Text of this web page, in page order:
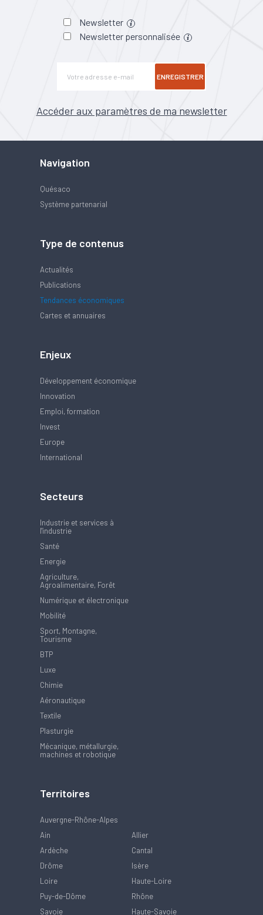
Newsletter
Newsletter personnalisée
ENREGISTRER
Accéder aux paramètres de ma newsletter
Navigation
Quésaco
Système partenarial
Type de contenus
Actualités
Publications
Tendances économiques
Cartes et annuaires
Enjeux
Développement économique
Innovation
Emploi, formation
Invest
Europe
International
Secteurs
Industrie et services à
l'industrie
Santé
Energie
Agriculture,
Agroalimentaire, Forêt
Numérique et électronique
Mobilité
Sport, Montagne,
Tourisme
BTP
Luxe
Chimie
Aéronautique
Textile
Plasturgie
Mécanique, métallurgie,
machines et robotique
Territoires
Auvergne-Rhône-Alpes
Ain
Allier
Ardèche
Cantal
Drôme
Isère
Loire
Haute-Loire
Puy-de-Dôme
Rhône
Savoie
Haute-Savoie